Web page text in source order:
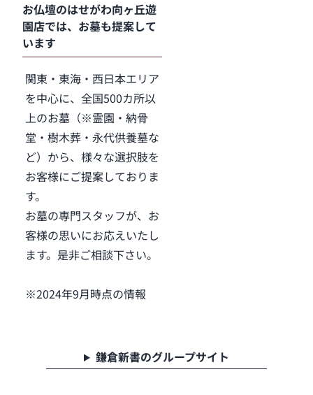
お仏壇のはせがわ向ヶ丘遊
園店では、お墓も提案して
います
関東・東海・西日本エリア
を中心に、全国500カ所以
上のお墓（※霊園・納骨
堂・樹木葬・永代供養墓な
ど）から、様々な選択肢を
お客様にご提案しておりま
す。
お墓の専門スタッフが、お
客様の思いにお応えいたし
ます。是非ご相談下さい。
※2024年9月時点の情報
鎌倉新書のグループサイト